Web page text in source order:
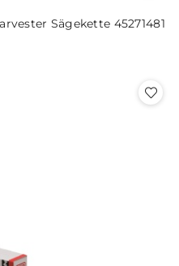
Sägekette 45271481